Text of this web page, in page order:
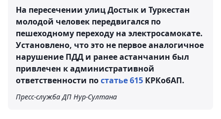
На пересечении улиц Достык и Туркестан
молодой человек передвигался по
пешеходному переходу на электросамокате.
Установлено, что это не первое аналогичное
нарушение ПДД и ранее астанчанин был
привлечен к административной
ответственности постатье 615 КРКобАП.
Пресс-служба ДП Нур-Султана